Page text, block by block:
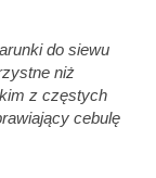
do siewu
niż
z częstych
cebulę